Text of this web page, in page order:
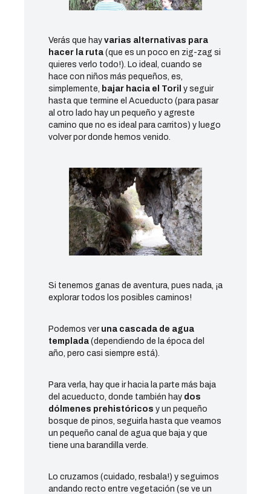
Verás que hay varias alternativas para
hacer la ruta (que es un poco en zig-zag si
quieres verlo todo!). Lo ideal, cuando se
hace con niños más pequeños, es,
simplemente,
bajar hacia el Toril y seguir
hasta que termine el Acueducto (para pasar
al otro lado hay un pequeño y agreste
camino que no es ideal para carritos) y luego
volver por donde hemos venido.
Si tenemos ganas de aventura, pues nada, ¡a
explorar todos los posibles caminos!
Podemos ver una cascada de agua
templada (dependiendo de la época del
año, pero casi siempre está).
Para verla, hay que ir hacia la parte más baja
del acueducto, donde también hay dos
dólmenes prehistóricos y un pequeño
bosque de pinos, seguirla hasta que veamos
un pequeño canal de agua que baja y que
tiene una barandilla verde.
Lo cruzamos (cuidado, resbala!) y seguimos
andando recto entre vegetación (se ve un